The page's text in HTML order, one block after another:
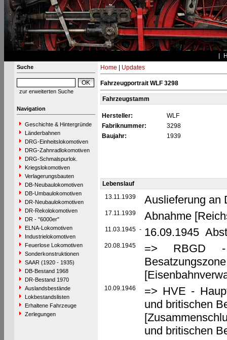
Suche
zur erweiterten Suche
Navigation
Geschichte & Hintergründe
Länderbahnen
DRG-Einheitslokomotiven
DRG-Zahnradlokomotiven
DRG-Schmalspurlok.
Kriegslokomotiven
Verlagerungsbauten
DB-Neubaulokomotiven
DB-Umbaulokomotiven
DR-Neubaulokomotiven
DR-Rekolokomotiven
DR - "6000er"
ELNA-Lokomotiven
Industrielokomotiven
Feuerlose Lokomotiven
Sonderkonstruktionen
SAAR (1920 - 1935)
DB-Bestand 1968
DR-Bestand 1970
Auslandsbestände
Lokbestandslisten
Erhaltene Fahrzeuge
Zerlegungen
Home Updates
Fahrzeugportrait WLF 3298
Fahrzeugstamm
Hersteller:
WLF
Fabriknummer:
3298
Baujahr:
1939
Lebenslauf
13.11.1939
Auslieferung an
17.11.1939 Abnahme
11.03.1945 - 16.09.1945
20.08.1945
=> RBGD -
10.09.1946
=> HVE -
und britischen
und britischen